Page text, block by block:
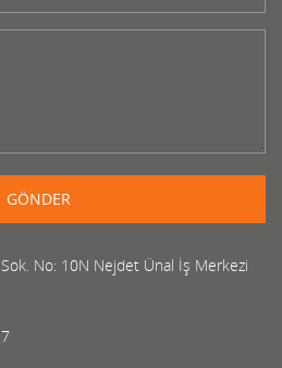
GÖNDER
Sok. No: 10N Nejdet Ünal İş Merkezi